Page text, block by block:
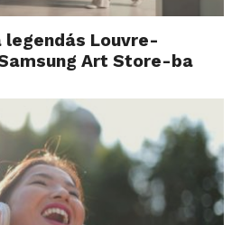
Louvre-
Art Store-ba